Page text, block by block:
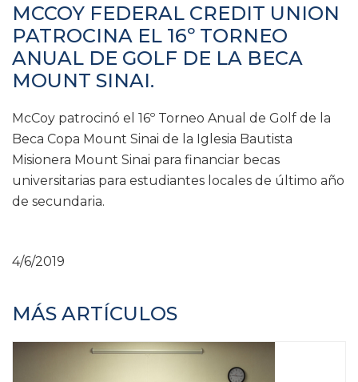
MCCOY FEDERAL CREDIT UNION
PATROCINA EL 16º TORNEO
ANUAL DE GOLF DE LA BECA
MOUNT SINAI.
McCoy patrocinó el 16º Torneo Anual de Golf de la
Beca Copa Mount Sinai de la Iglesia Bautista
Misionera Mount Sinai para financiar becas
universitarias para estudiantes locales de último año
de secundaria.
4/6/2019
MÁS ARTÍCULOS